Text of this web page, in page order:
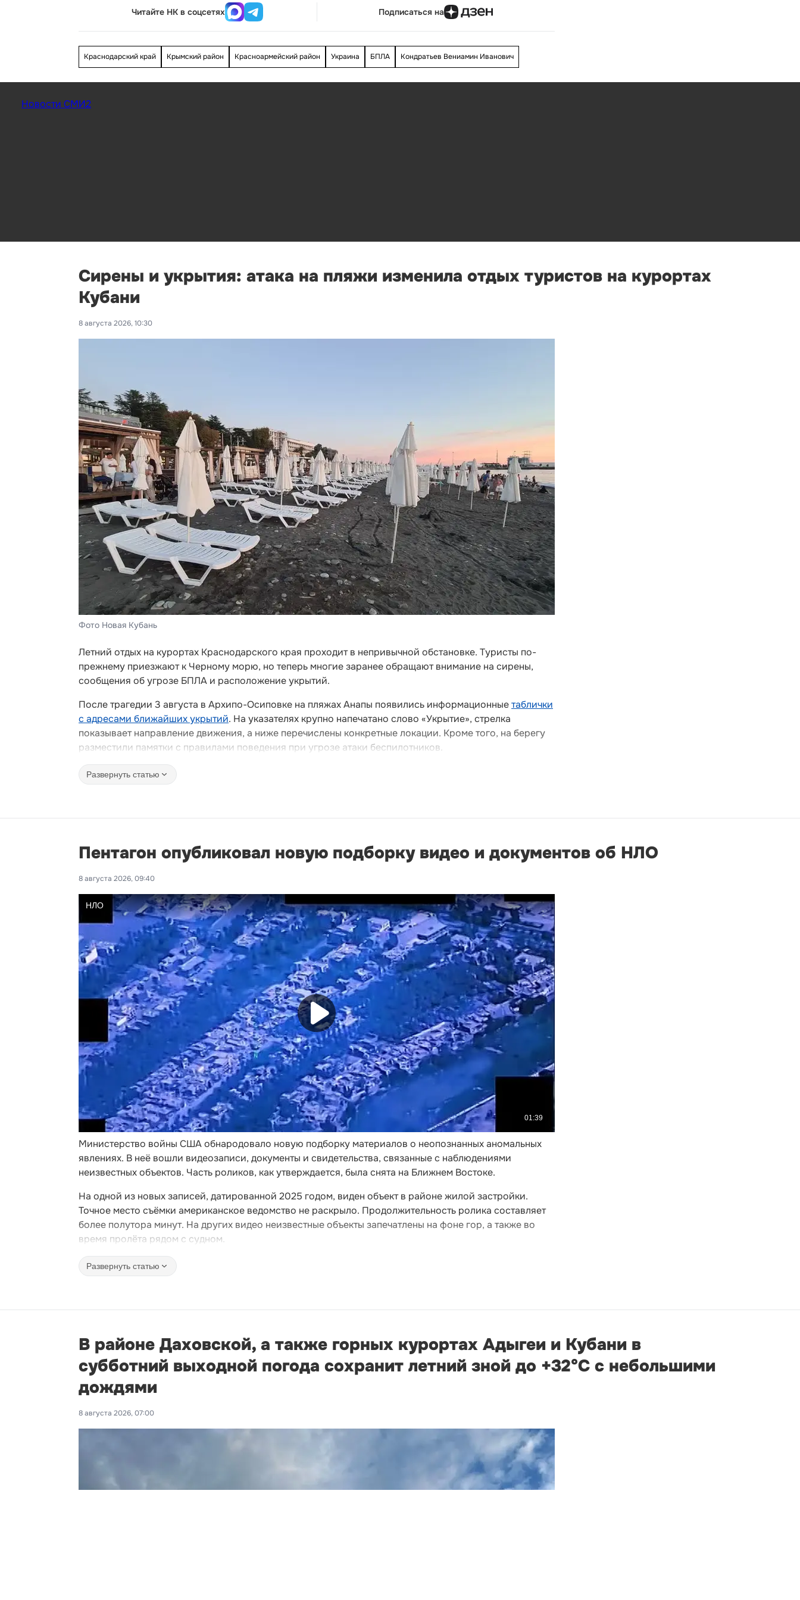
Читайте НК в соцсетях Подписаться на
Краснодарский край Крымский район Красноармейский район Украина БПЛА Кондратьев Вениамин Иванович
Новости СМИ2
Сирены и укрытия: атака на пляжи изменила отдых туристов на курортах
Кубани
8 августа 2026, 10:30
Фото Новая Кубань
Летний отдых на курортах Краснодарского края проходит в непривычной обстановке. Туристы по-
прежнему приезжают к Черному морю, но теперь многие заранее обращают внимание на сирены,
сообщения об угрозе БПЛА и расположение укрытий.
После трагедии 3 августа в Архипо-Осиповке на пляжах Анапы появились информационныетаблички
с адресами ближайших укрытий. На указателях крупно напечатано слово «Укрытие», стрелка
показывает направление движения, а ниже перечислены конкретные локации. Кроме того, на берегу
разместили памятки с правилами поведения при угрозе атаки беспилотников.
Развернуть статью
Пентагон опубликовал новую подборку видео и документов об НЛО
8 августа 2026, 09:40
Министерство войны США обнародовало новую подборку материалов о неопознанных аномальных
явлениях. В неё вошли видеозаписи, документы и свидетельства, связанные с наблюдениями
неизвестных объектов. Часть роликов, как утверждается, была снята на Ближнем Востоке.
На одной из новых записей, датированной 2025 годом, виден объект в районе жилой застройки.
Точное место съёмки американское ведомство не раскрыло. Продолжительность ролика составляет
более полутора минут. На других видео неизвестные объекты запечатлены на фоне гор, а также во
время пролёта рядом с судном.
Развернуть статью
В районе Даховской, а также горных курортах Адыгеи и Кубани в
субботний выходной погода сохранит летний зной до +32°С с небольшими
дождями
8 августа 2026, 07:00